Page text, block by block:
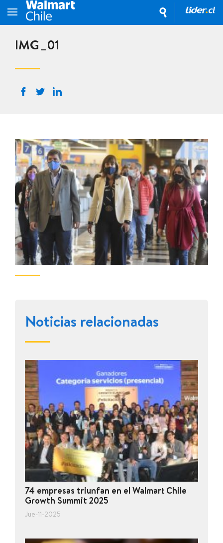
IMG_01
Noticias relacionadas
74 empresas triunfan en el Walmart Chile
Growth Summit 2025
Jue-11-2025